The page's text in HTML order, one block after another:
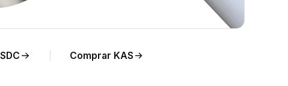
Comprar KAS